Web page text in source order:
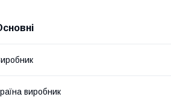
виробник